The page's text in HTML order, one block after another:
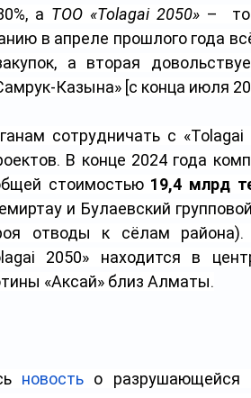
а ТОО «Tolagai 2050» –
в апреле прошлого года
а вторая
Казына» [с конца июля
сотрудничать с
В конце 2024 года
стоимостью 19,4 млрд
и Булаевский
отводы к сёлам района).
2050» находится в
«Аксай» близ Алматы.
новость о разрушающейся